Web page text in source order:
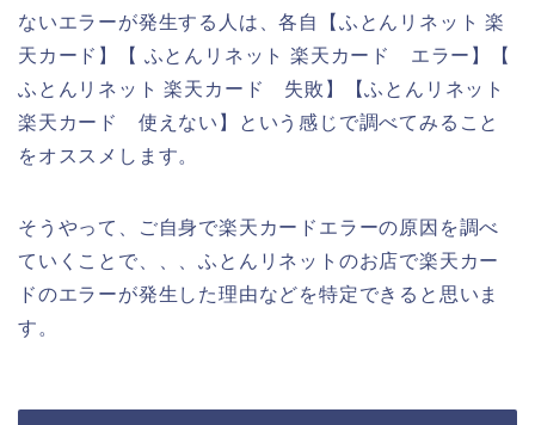
ないエラーが発生する人は、各自【ふとんリネット 楽
天カード】【 ふとんリネット 楽天カード エラー】【
ふとんリネット 楽天カード 失敗】【ふとんリネット
楽天カード 使えない】という感じで調べてみること
をオススメします。
そうやって、ご自身で楽天カードエラーの原因を調べ
ていくことで、、、ふとんリネットのお店で楽天カー
ドのエラーが発生した理由などを特定できると思いま
す。